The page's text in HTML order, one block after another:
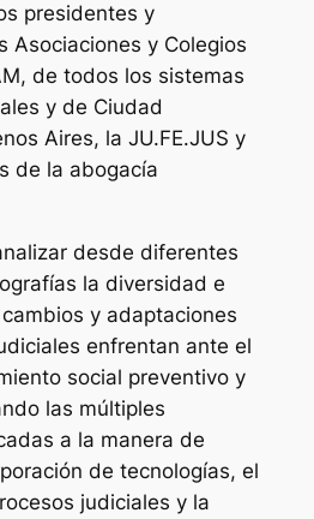
presidentes y
Asociaciones y Colegios
de todos los sistemas
y de Ciudad
Aires, la JU.FE.JUS y
de la abogacía
desde diferentes
la diversidad e
y adaptaciones
enfrentan ante el
social preventivo y
las múltiples
a la manera de
de tecnologías, el
judiciales y la